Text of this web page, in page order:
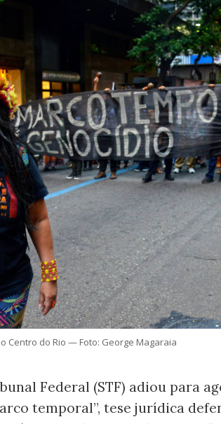
Centro do Rio — Foto: George Magaraia
Federal (STF) adiou para
temporal”, tese jurídica